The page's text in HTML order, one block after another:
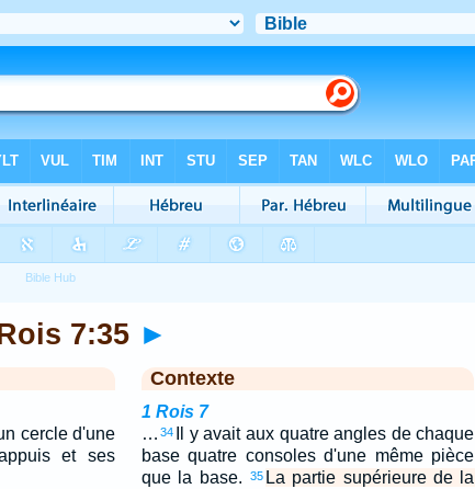
7:35 ►
cercle d'une
et ses
Contexte
1 Rois 7
… 34
Il y avait aux quatre angles de chaque
base quatre consoles d'une même pièce
que la base.
35 La partie supérieure de la